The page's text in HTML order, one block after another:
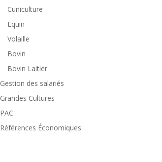
Cuniculture
Equin
Volaille
Bovin
Bovin Laitier
Gestion des salariés
Grandes Cultures
PAC
Références Économiques